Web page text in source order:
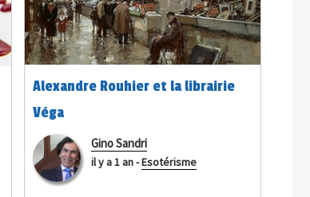
Alexandre Rouhier et la librairie
Véga
Gino Sandri
il y a 1 an-Esotérisme